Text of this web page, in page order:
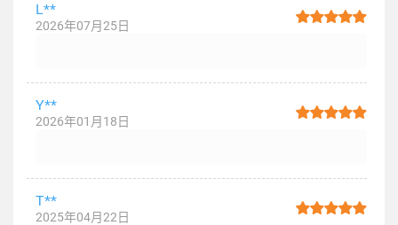
L**
2026年07月25日
Y**
2026年01月18日
T**
2025年04月22日